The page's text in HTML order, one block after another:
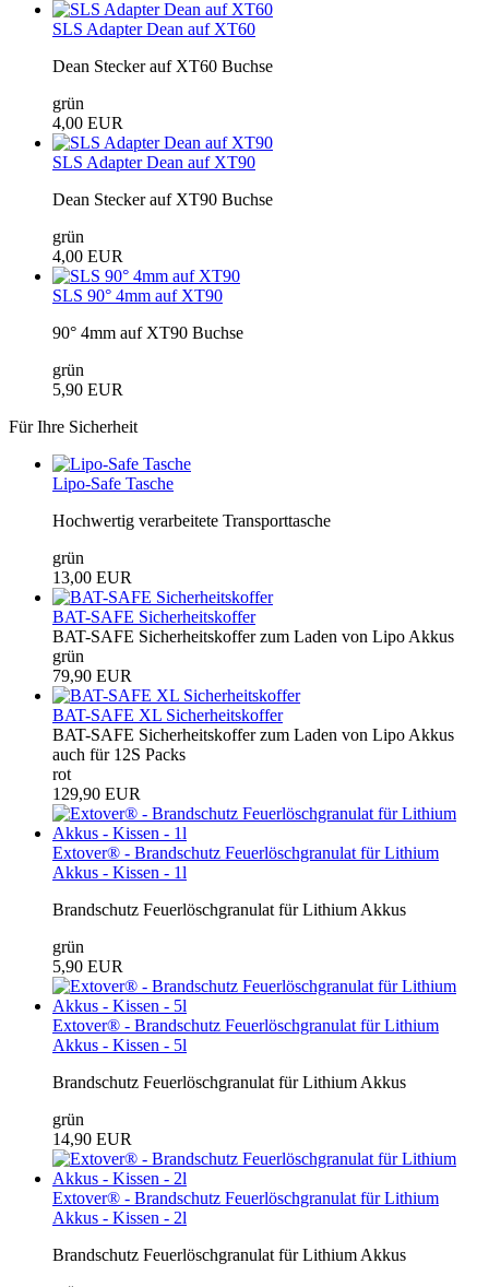
SLS Adapter Dean auf XT60
Dean Stecker auf XT60 Buchse
grün
4,00 EUR
SLS Adapter Dean auf XT90
Dean Stecker auf XT90 Buchse
grün
4,00 EUR
SLS 90° 4mm auf XT90
90° 4mm auf XT90 Buchse
grün
5,90 EUR
Für Ihre Sicherheit
Lipo-Safe Tasche
Hochwertig verarbeitete Transporttasche
grün
13,00 EUR
BAT-SAFE Sicherheitskoffer
BAT-SAFE Sicherheitskoffer zum Laden von Lipo Akkus
grün
79,90 EUR
BAT-SAFE XL Sicherheitskoffer
BAT-SAFE Sicherheitskoffer zum Laden von Lipo Akkus
auch für 12S Packs
rot
129,90 EUR
Extover® - Brandschutz Feuerlöschgranulat für Lithium
Akkus - Kissen - 1l
Brandschutz Feuerlöschgranulat für Lithium Akkus
grün
5,90 EUR
Extover® - Brandschutz Feuerlöschgranulat für Lithium
Akkus - Kissen - 5l
Brandschutz Feuerlöschgranulat für Lithium Akkus
grün
14,90 EUR
Extover® - Brandschutz Feuerlöschgranulat für Lithium
Akkus - Kissen - 2l
Brandschutz Feuerlöschgranulat für Lithium Akkus